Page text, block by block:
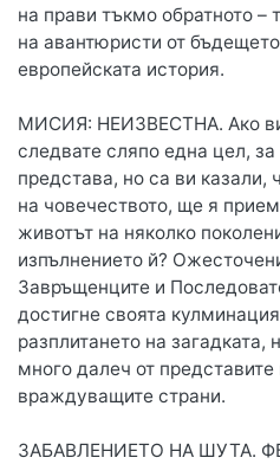
на прави тъкмо обратното –
на авантюристи от
европейската история.
МИСИЯ: НЕИЗВЕСТНА. Ако ви
следвате сляпо една цел,
представа, но са ви казали,
на човечеството, ще я
животът на няколко
изпълнението й?
Завръщенците и
достигне своята
разплитането на
много далеч от представите
враждуващите страни.
ЗАБАВЛЕНИЕТО НА ШУТА.